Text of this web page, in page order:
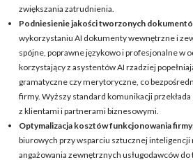
zwiększania zatrudnienia.
Podniesienie jakości tworzonych
wykorzystaniu AI dokumenty wewnętrzne i
spójne, poprawne językowo i profesjonalne w
korzystający z asystentów AI rzadziej
gramatyczne czy merytoryczne, co
firmy. Wyższy standard komunikacji
z klientami i partnerami biznesowymi.
Optymalizacja kosztów funkcjonowania
biurowych przy wsparciu sztucznej
angażowania zewnętrznych usługodawców